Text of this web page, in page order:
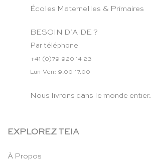
Écoles Maternelles & Primaires
BESOIN D’AIDE ?
Par téléphone:
+41 (0)79 920 14 23
Lun-Ven: 9.00-17.00
Nous livrons dans le monde entier.
EXPLOREZ TEIA
À Propos